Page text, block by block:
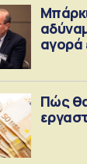
αγορά
Πώς